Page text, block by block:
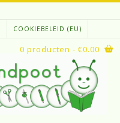
COOKIEBELEID (EU)
0 producten - €0.00